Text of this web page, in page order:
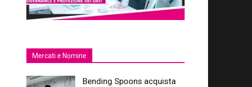
Mercati e Nomine
Bending Spoons acquista